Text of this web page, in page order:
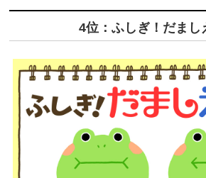
4位：ふしぎ！だまし